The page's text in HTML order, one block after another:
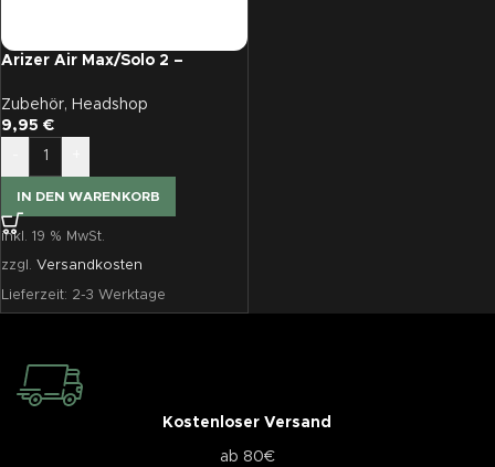
Arizer Air Max/Solo 2 –
Zubehör, Headshop
9,95 €
IN DEN WARENKORB
inkl. 19 % MwSt.
zzgl. Versandkosten
Lieferzeit: 2-3 Werktage
Kostenloser Versand
ab 80€